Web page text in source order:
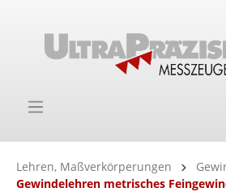
Lehren, Maßverkörperungen
Gewindelehren metrisches